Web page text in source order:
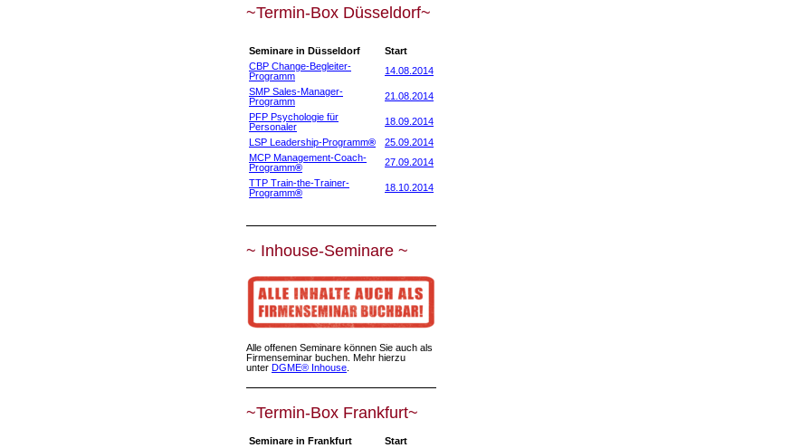
~Termin-Box Düsseldorf~
Seminare in Düsseldorf
Start
CBP Change-Begleiter-
Programm
14.08.2014
SMP Sales-Manager-
Programm
21.08.2014
PFP Psychologie für
Personaler
18.09.2014
LSP Leadership-Programm®
25.09.2014
MCP Management-Coach-
Programm®
27.09.2014
TTP Train-the-Trainer-
Programm® 18.10.2014
~ Inhouse-Seminare ~
Alle offenen Seminare können Sie auch als
Firmenseminar buchen. Mehr hierzu
unter DGME® Inhouse
~Termin-Box Frankfurt~
Seminare in Frankfurt
Start